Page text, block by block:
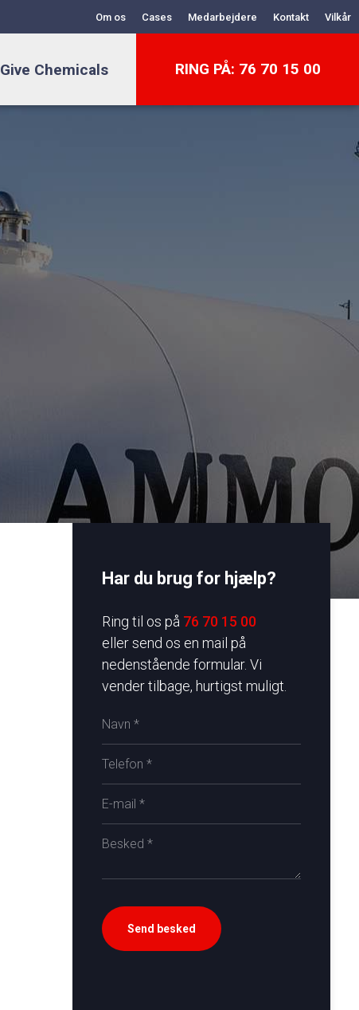
Om os Cases Medarbejdere Kontakt Vilkår
Give Chemicals RING PÅ: 76 70 15 00
Har du brug for hjælp?
​Ring til os på 76 70 15 00
eller send os en mail på
nedenstående formular. Vi
vender tilbage, hurtigst muligt.